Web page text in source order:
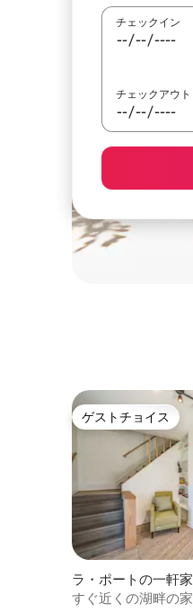
チェックイン
チェックアウト
ゲストチョイス
ゲストチョイス
ラ・ポートの一軒家
すぐ近くの湖畔の家